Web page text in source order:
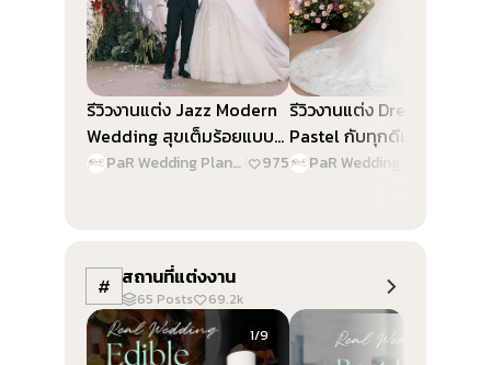
รีวิวงานแต่ง Jazz Modern
Wedding สุขเต็มร้อยแบบไร้
กังวล By PaR Wedding
PaR Wedding Planner 975
รีวิวงานแต่ง Dreamy
Pastel กับทุกดีเทลที่เป็น
“เจ้าสาว” By PaR Wedding
# สถานที่แต่งงาน
65 Posts 69.2k
Slide 1 of 9
1/9
Slide 1 of 9